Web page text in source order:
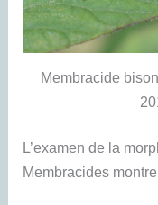
Membracide
L’examen de la
Membracides